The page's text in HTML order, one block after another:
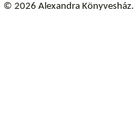
© 2026 Alexandra Könyvesház.